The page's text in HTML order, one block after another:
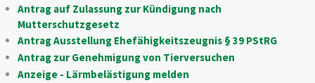
Antrag auf Zulassung zur Kündigung nach
Mutterschutzgesetz
Antrag Ausstellung Ehefähigkeitszeugnis § 39 PStRG
Antrag zur Genehmigung von Tierversuchen
Anzeige - Lärmbelästigung melden